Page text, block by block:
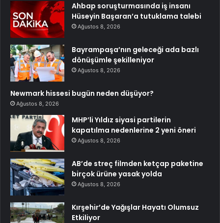
Ahbap soruşturmasında iş insanı
Hüseyin Başaran’a tutuklama talebi
Ağustos 8, 2026
Bayrampaşa’nın geleceği ada bazlı
dönüşümle şekilleniyor
Ağustos 8, 2026
Newmark hissesi bugün neden düşüyor?
Ağustos 8, 2026
MHP’li Yıldız siyasi partilerin
kapatılma nedenlerine 2 yeni öneri
Ağustos 8, 2026
AB’de streç filmden ketçap paketine
birçok ürüne yasak yolda
Ağustos 8, 2026
Kırşehir’de Yağışlar Hayatı Olumsuz
Etkiliyor